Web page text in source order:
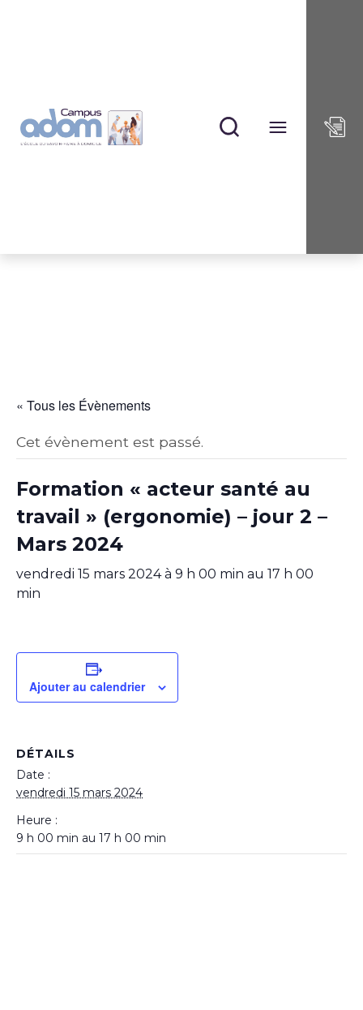
« Tous les Évènements
Cet évènement est passé.
Formation « acteur santé au
travail » (ergonomie) – jour 2 –
Mars 2024
vendredi 15 mars 2024 à 9 h 00 min au 17 h 00
min
Ajouter au calendrier
DÉTAILS
Date :
vendredi 15 mars 2024
Heure :
9 h 00 min au 17 h 00 min